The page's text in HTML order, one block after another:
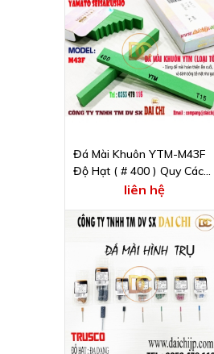
Đá Mài Khuôn YTM-M43F
Độ Hạt ( # 400 ) Quy Cách
liên hệ